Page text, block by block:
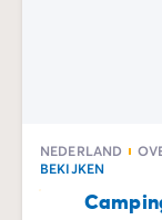
NEDERLAND
BEKIJKEN